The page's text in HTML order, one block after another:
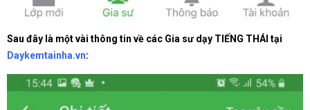
Sau đây là một vài thông tin về các Gia sư dạy TIẾNG THÁI tại
Daykemtainha.vn: